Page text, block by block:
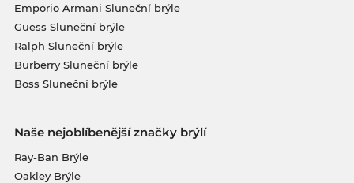
Emporio Armani Sluneční brýle
Guess Sluneční brýle
Ralph Sluneční brýle
Burberry Sluneční brýle
Boss Sluneční brýle
Naše nejoblíbenější značky brýlí
Ray-Ban Brýle
Oakley Brýle